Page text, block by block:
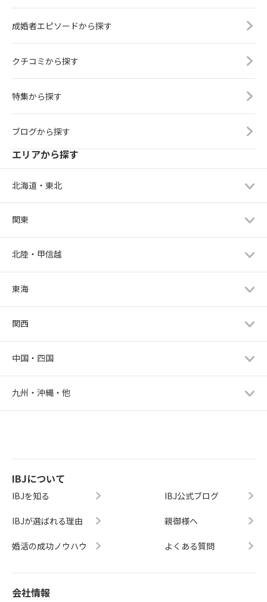
成婚者エピソードから探す
クチコミから探す
特集から探す
ブログから探す
エリアから探す
北海道・東北
関東
北陸・甲信越
東海
関西
中国・四国
九州・沖縄・他
IBJについて
IBJを知る
IBJが選ばれる理由
婚活の成功ノウハウ
IBJ公式ブログ
親御様へ
よくある質問
会社情報